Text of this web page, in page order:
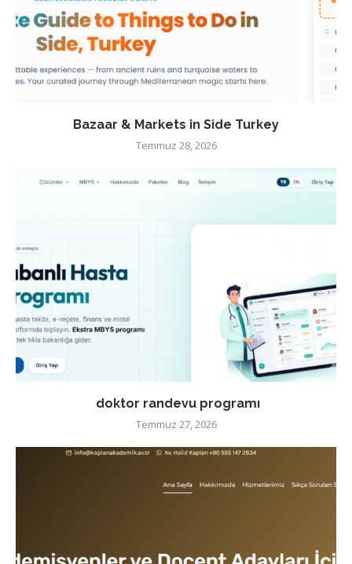
Bazaar & Markets in Side Turkey
Temmuz 28, 2026
doktor randevu programı
Temmuz 27, 2026